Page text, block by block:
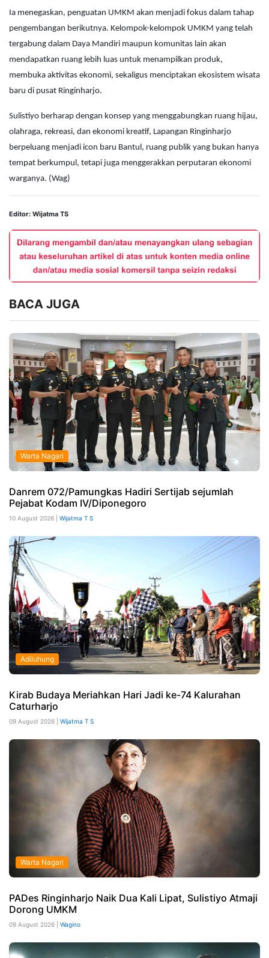
Ia menegaskan, penguatan UMKM akan menjadi fokus dalam tahap
pengembangan berikutnya. Kelompok-kelompok UMKM yang telah
tergabung dalam Daya Mandiri maupun komunitas lain akan
mendapatkan ruang lebih luas untuk menampilkan produk,
membuka aktivitas ekonomi, sekaligus menciptakan ekosistem wisata
baru di pusat Ringinharjo.
Sulistiyo berharap dengan konsep yang menggabungkan ruang hijau,
olahraga, rekreasi, dan ekonomi kreatif, Lapangan Ringinharjo
berpeluang menjadi icon baru Bantul, ruang publik yang bukan hanya
tempat berkumpul, tetapi juga menggerakkan perputaran ekonomi
warganya. (Wag)
Editor: Wijatma TS
BACA JUGA
Warta Nagari
Danrem 072/Pamungkas Hadiri Sertijab sejumlah
Pejabat Kodam IV/Diponegoro
10 August 2026 | Wijatma T S
Adiluhung
Kirab Budaya Meriahkan Hari Jadi ke-74 Kalurahan
Caturharjo
09 August 2026 | Wijatma T S
Warta Nagari
PADes Ringinharjo Naik Dua Kali Lipat, Sulistiyo Atmaji
Dorong UMKM
09 August 2026 | Wagino